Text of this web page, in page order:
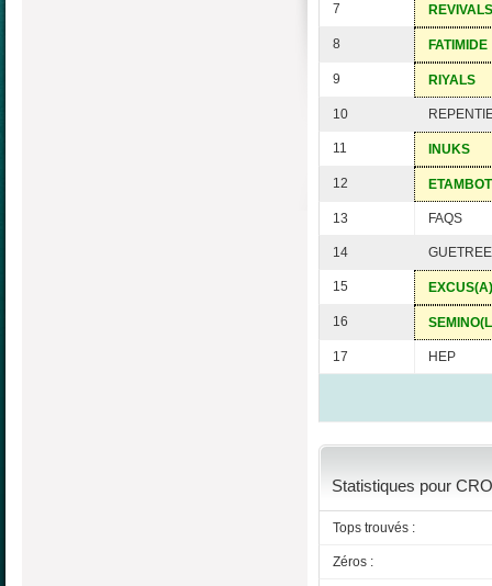
7 REVIVALS
8 FATIMIDE
9 RIYALS
10
11 INUKS
12
13 FAQS
14
15
16
17 HEP
Statistiques pour
Tops trouvés :
Zéros :